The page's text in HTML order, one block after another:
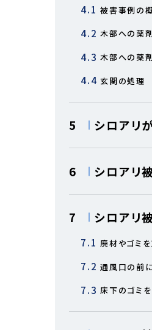
4.1 被害事例の
4.2 木部への薬
4.3 木部への薬
4.4 玄関の処理
5 シロアリ
6 シロアリ
7 シロアリ
7.1 廃材やゴミ
7.2 通風口の前
7.3 床下のゴミ